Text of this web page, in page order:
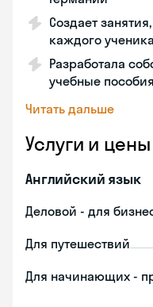
Создает
каждого ученика
Разработала
учебные пособия
Читать дальше
Услуги и цены
Английский язык
Деловой - для
Для путешествий
Для начинающих -